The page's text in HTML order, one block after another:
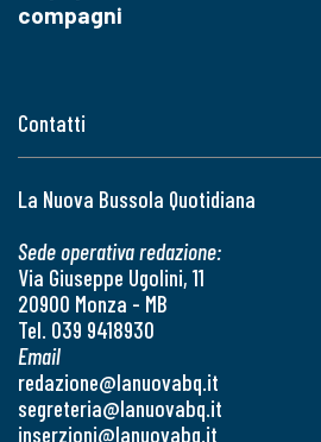
Contatti
La Nuova Bussola Quotidiana
Sede operativa redazione:
Via Giuseppe Ugolini, 11
20900 Monza - MB
Tel. 039 9418930
Email
redazione@lanuovabq.it
segreteria@lanuovabq.it
inserzioni@lanuovabq.it
compagni